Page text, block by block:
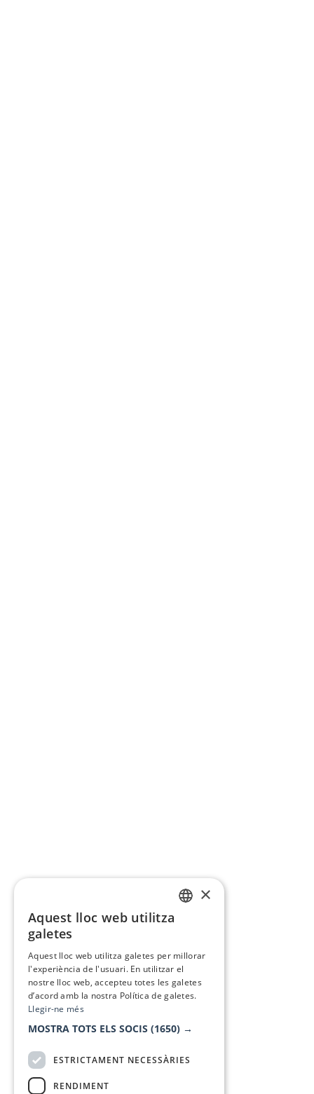
×
Aquest lloc web utilitza
galetes
Aquest lloc web utilitza galetes per millorar
l'experiència de l'usuari. En utilitzar el
nostre lloc web, accepteu totes les galetes
d’acord amb la nostra Política de galetes.
Llegir-ne més
MOSTRA TOTS ELS SOCIS (1650) →
ESTRICTAMENT NECESSÀRIES
RENDIMENT